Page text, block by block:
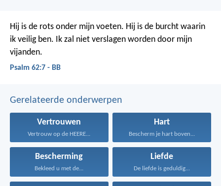
Hij is de rots onder mijn voeten. Hij is de burcht waarin
ik veilig ben. Ik zal niet verslagen worden door mijn
vijanden.
Psalm 62:7 - BB
Gerelateerde onderwerpen
Vertrouwen
Vertrouw op de HEERE...
Hart
Bescherm je hart boven...
Bescherming
Bekleed u met de...
Liefde
De liefde is geduldig...